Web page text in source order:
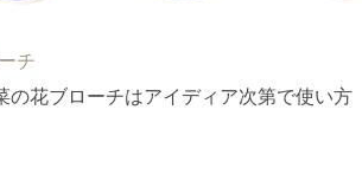
チ
の花ブローチはアイディア次第で使い方